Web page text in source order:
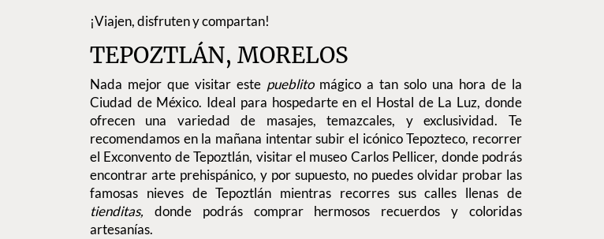
¡Viajen, disfruten y compartan!
TEPOZTLÁN, MORELOS
Nada mejor que visitar este pueblitomágico a tan solo una hora de la
Ciudad de México. Ideal para hospedarte en el Hostal de La Luz, donde
ofrecen una variedad de masajes, temazcales, y exclusividad. Te
recomendamos en la mañana intentar subir el icónico Tepozteco, recorrer
el Exconvento de Tepoztlán, visitar el museo Carlos Pellicer, donde podrás
encontrar arte prehispánico, y por supuesto, no puedes olvidar probar las
famosas nieves de Tepoztlán mientras recorres sus calles llenas de
tienditas, donde podrás comprar hermosos recuerdos y coloridas
artesanías.